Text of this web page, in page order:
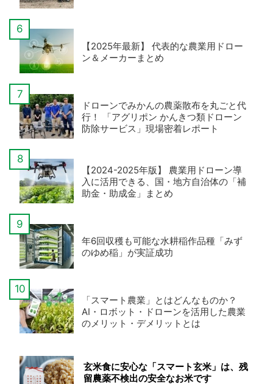
【2025年最新】 代表的な農業用ドロー
ン＆メーカーまとめ
ドローンでみかんの農薬散布を丸ごと代
行！ 「アグリポン かんきつ類ドローン
防除サービス」現場密着レポート
【2024-2025年版】 農業用ドローン導
入に活用できる、国・地方自治体の「補
助金・助成金」まとめ
年6回収穫も可能な水耕稲作品種「みず
のゆめ稲」が実証成功
「スマート農業」とはどんなものか？
AI・ロボット・ドローンを活用した農業
のメリット・デメリットとは
玄米食に安心な「スマート玄米」は、残
留農薬不検出の安全なお米です